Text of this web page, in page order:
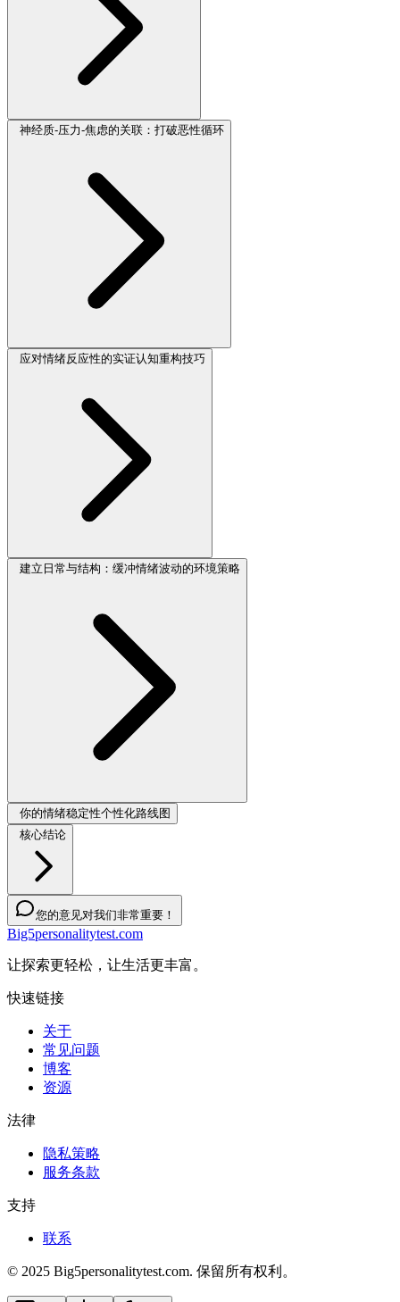
神经质-压力-焦虑的关联：打破恶性循环
应对情绪反应性的实证认知重构技巧
建立日常与结构：缓冲情绪波动的环境策略
你的情绪稳定性个性化路线图
核心结论
您的意见对我们非常重要！
Big5personalitytest.com
让探索更轻松，让生活更丰富。
快速链接
关于
常见问题
博客
资源
法律
隐私策略
服务条款
支持
联系
© 2025 Big5personalitytest.com. 保留所有权利。